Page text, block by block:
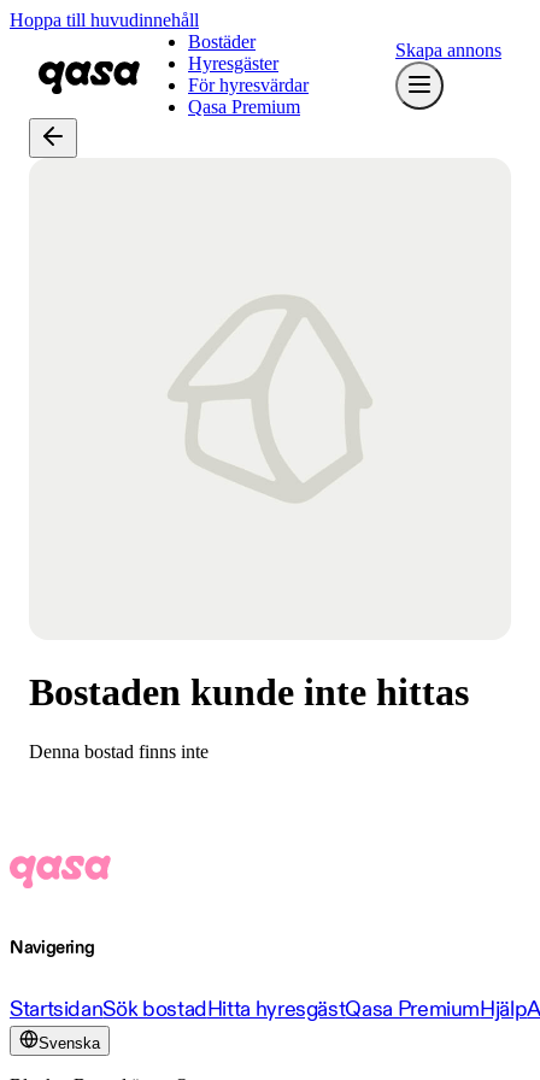
Hoppa till huvudinnehåll
Bostäder
Hyresgäster
För hyresvärdar
Qasa Premium
Skapa annons
Bostaden kunde inte hittas
Denna bostad finns inte
Navigering
StartsidanSök bostadHitta hyresgästQasa PremiumHjälp
Svenska